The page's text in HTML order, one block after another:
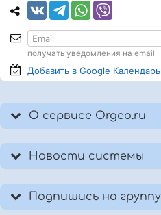
получать уведомления на email
Добавить в Google Календарь
О сервисе Orgeo.ru
Новости системы
Подпишись на группу